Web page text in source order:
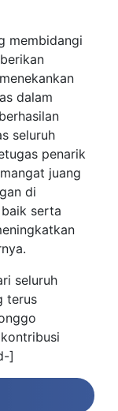
membidangi
dalam
seluruh
penarik
juang
di
serta
seluruh
terus
]